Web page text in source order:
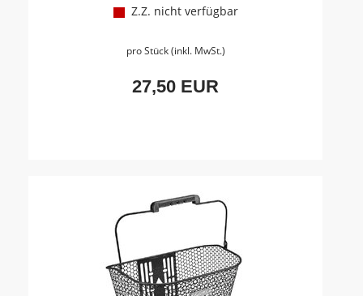
Z.Z. nicht verfügbar
pro Stück (inkl. MwSt.)
27,50 EUR